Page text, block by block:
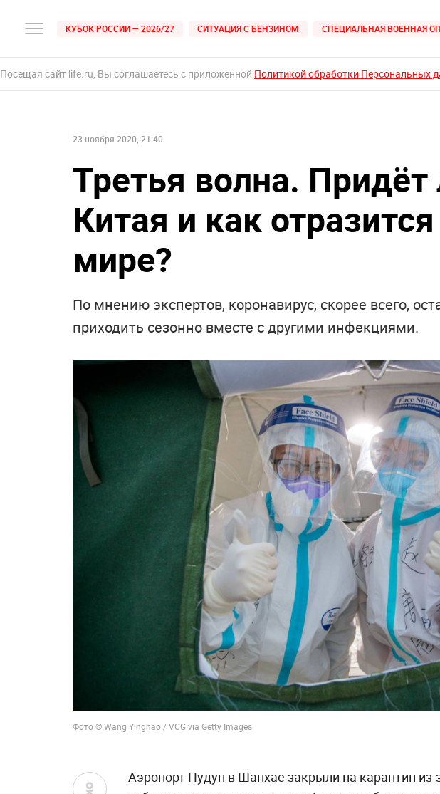
КУБОК РОССИИ — 2026/27 СИТУАЦИЯ С БЕНЗИНОМ СПЕЦИАЛЬНАЯ ВОЕННАЯ
Посещая сайт life.ru, Вы соглашаетесь с приложенной Политикой обработки Персональных
23 ноября 2020, 21:40
Третья волна. Придёт
Китая и как
мире?
По мнению экспертов, коронавирус, скорее всего,
приходить сезонно вместе с другими инфекциями.
Фото © Wang Yinghao / VCG via Getty Images
Аэропорт Пудун в Шанхае закрыли на карантин